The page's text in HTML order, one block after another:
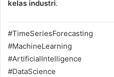
kelas industri.
#TimeSeriesForecasting
#MachineLearning
#ArtificialIntelligence
#DataScience